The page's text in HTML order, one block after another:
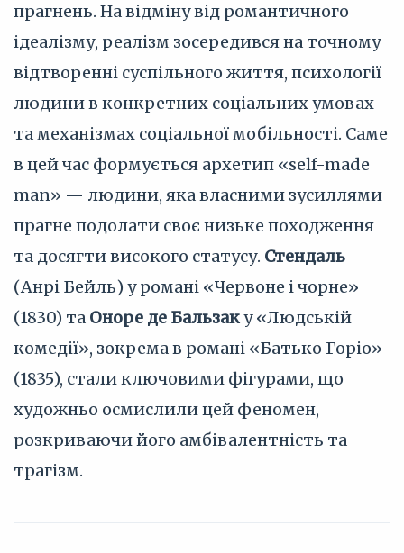
прагнень. На відміну від романтичного
ідеалізму, реалізм зосередився на точному
відтворенні суспільного життя, психології
людини в конкретних соціальних умовах
та механізмах соціальної мобільності. Саме
в цей час формується архетип «self-made
man» — людини, яка власними зусиллями
прагне подолати своє низьке походження
та досягти високого статусу. Стендаль
(Анрі Бейль) у романі «Червоне і чорне»
(1830) та Оноре де Бальзаку «Людській
комедії», зокрема в романі «Батько Горіо»
(1835), стали ключовими фігурами, що
художньо осмислили цей феномен,
розкриваючи його амбівалентність та
трагізм.